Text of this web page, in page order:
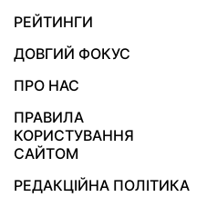
РЕЙТИНГИ
ДОВГИЙ ФОКУС
ПРО НАС
ПРАВИЛА
КОРИСТУВАННЯ
САЙТОМ
РЕДАКЦІЙНА ПОЛІТИКА